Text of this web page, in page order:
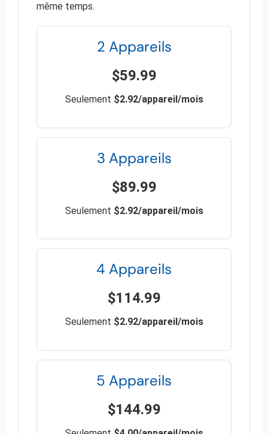
même temps.
2 Appareils
$59.99
Seulement $2.92/appareil/mois
3 Appareils
$89.99
Seulement $2.92/appareil/mois
4 Appareils
$114.99
Seulement $2.92/appareil/mois
5 Appareils
$144.99